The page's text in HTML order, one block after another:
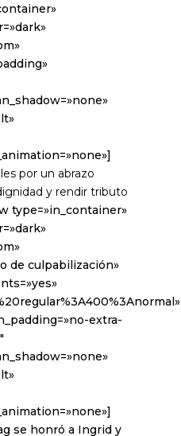
por un abrazo
y rendir tributo
type=»in_container»
de culpabilización»
extra-
se honró a Ingrid y